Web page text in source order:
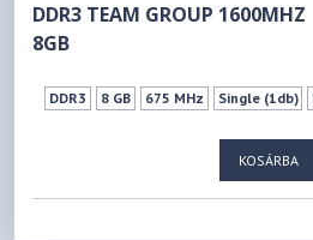
DDR3 TEAM GROUP 1600MHZ
8GB
DDR3 8 GB 675 MHz Single (1db)
KOSÁRBA